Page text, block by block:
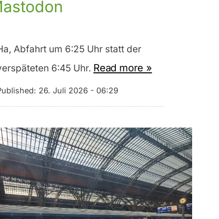
Abfahrt um 6:25 Uhr statt der
6:45 Uhr. Read more »
26. Juli 2026 - 06:29